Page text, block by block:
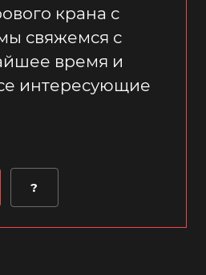
крана с
свяжемся с
время и
интересующие
?